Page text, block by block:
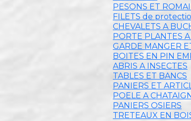
PESONS ET
FILETS de
CHEVALETS A
PORTE PLANTES
GARDE MANGER
BOITES EN PIN
ABRIS A INSECTES
TABLES ET BANCS
PANIERS ET
POELE A
PANIERS OSIERS
TRETEAUX EN